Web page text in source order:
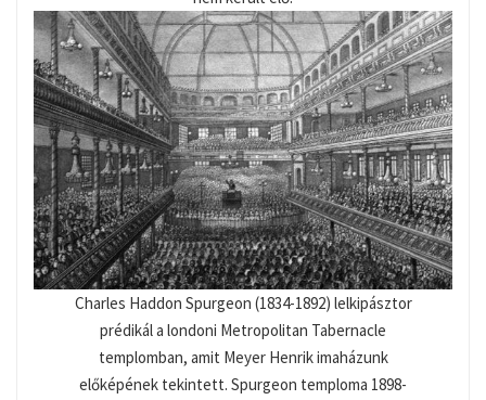
Charles Haddon Spurgeon (1834-1892) lelkipásztor
prédikál a londoni Metropolitan Tabernacle
templomban, amit Meyer Henrik imaházunk
előképének tekintett. Spurgeon temploma 1898-